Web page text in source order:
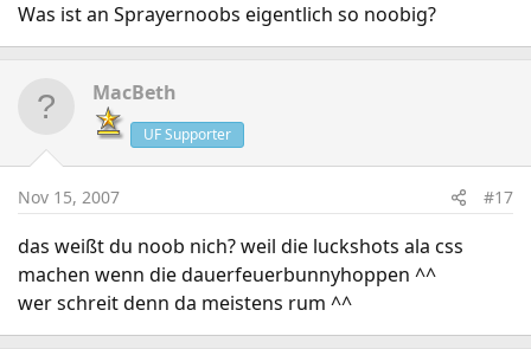
Was ist an Sprayernoobs eigentlich so noobig?
MacBeth
UF Supporter
Nov 15, 2007 #17
das weißt du noob nich? weil die luckshots ala css
machen wenn die dauerfeuerbunnyhoppen ^^
wer schreit denn da meistens rum ^^